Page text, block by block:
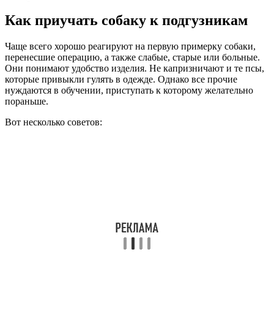
Как приучать собаку к подгузникам
Чаще всего хорошо реагируют на первую примерку собаки,
перенесшие операцию, а также слабые, старые или больные.
Они понимают удобство изделия. Не капризничают и те псы,
которые привыкли гулять в одежде. Однако все прочие
нуждаются в обучении, приступать к которому желательно
пораньше.
Вот несколько советов: